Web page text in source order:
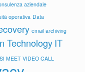
aziendale
operativa Data
email archiving
TechnologyIT
MEET VIDEO CALL